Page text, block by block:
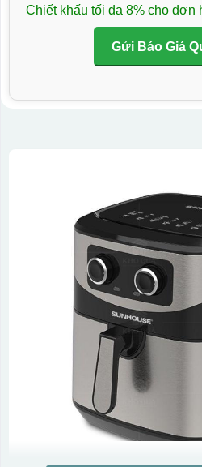
Chiết khấu tối đa 8% cho đơn
Gửi Báo Giá